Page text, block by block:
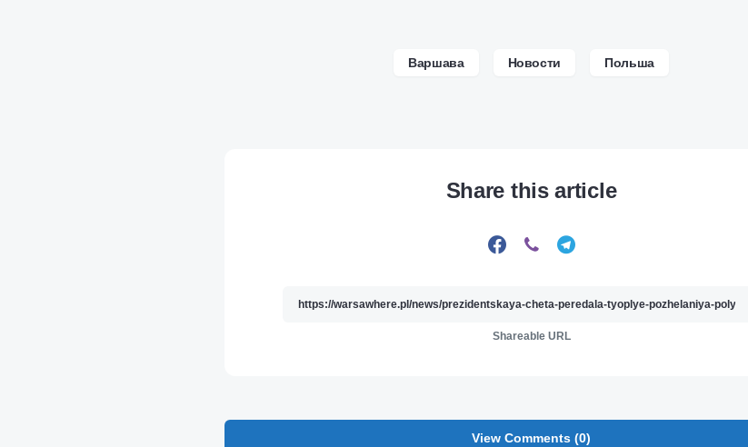
Варшава Новости Польша
Share this article
Shareable URL
View Comments (0)